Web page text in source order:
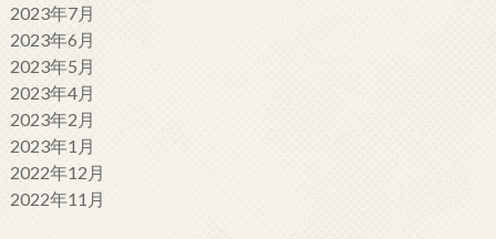
2023年7月
2023年6月
2023年5月
2023年4月
2023年2月
2023年1月
2022年12月
2022年11月